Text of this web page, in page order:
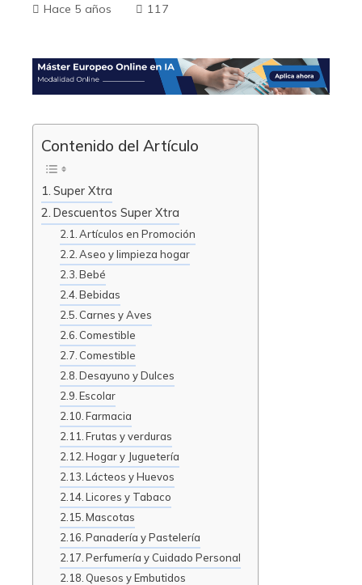
Hace 5 años
117
Contenido del Artículo
Super Xtra
Descuentos Super Xtra
Artículos en Promoción
Aseo y limpieza hogar
Bebé
Bebidas
Carnes y Aves
Comestible
Comestible
Desayuno y Dulces
Escolar
Farmacia
Frutas y verduras
Hogar y Juguetería
Lácteos y Huevos
Licores y Tabaco
Mascotas
Panadería y Pastelería
Perfumería y Cuidado Personal
Quesos y Embutidos